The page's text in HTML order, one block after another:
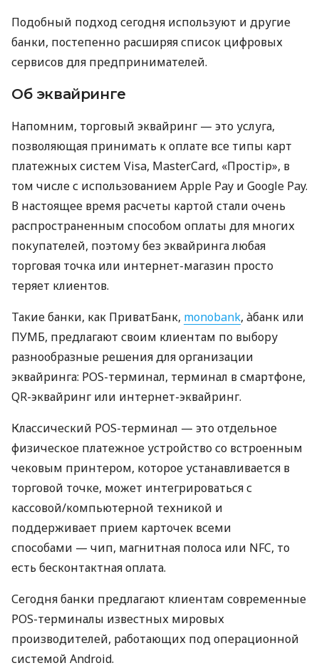
Подобный подход сегодня используют и другие
банки, постепенно расширяя список цифровых
сервисов для предпринимателей.
Об эквайринге
Напомним, торговый эквайринг — это услуга,
позволяющая принимать к оплате все типы карт
платежных систем Visa, MasterCard, «Простір», в
том числе с использованием Apple Pay и Google Pay.
В настоящее время расчеты картой стали очень
распространенным способом оплаты для многих
покупателей, поэтому без эквайринга любая
торговая точка или интернет-магазин просто
теряет клиентов.
Такие банки, как ПриватБанк, monobank, àбанк или
ПУМБ, предлагают своим клиентам по выбору
разнообразные решения для организации
эквайринга: POS-терминал, терминал в смартфоне,
QR-эквайринг или интернет-эквайринг.
Классический POS-терминал — это отдельное
физическое платежное устройство со встроенным
чековым принтером, которое устанавливается в
торговой точке, может интегрироваться с
кассовой/компьютерной техникой и
поддерживает прием карточек всеми
способами — чип, магнитная полоса или NFC, то
есть бесконтактная оплата.
Сегодня банки предлагают клиентам современные
POS-терминалы известных мировых
производителей, работающих под операционной
системой Android.